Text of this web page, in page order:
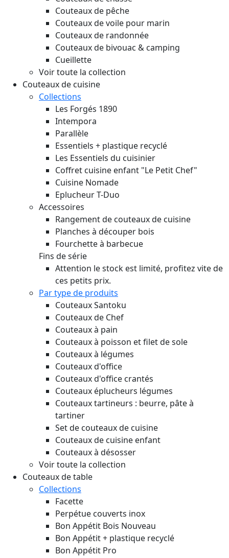
Couteaux de pêche
Couteaux de voile pour marin
Couteaux de randonnée
Couteaux de bivouac & camping
Cueillette
Voir toute la collection
Couteaux de cuisine
Collections
Les Forgés 1890
Intempora
Parallèle
Essentiels + plastique recyclé
Les Essentiels du cuisinier
Coffret cuisine enfant "Le Petit Chef"
Cuisine Nomade
Eplucheur T-Duo
Accessoires
Rangement de couteaux de cuisine
Planches à découper bois
Fourchette à barbecue
Fins de série
Attention le stock est limité, profitez vite de
ces petits prix.
Par type de produits
Couteaux Santoku
Couteaux de Chef
Couteaux à pain
Couteaux à poisson et filet de sole
Couteaux à légumes
Couteaux d'office
Couteaux d'office crantés
Couteaux éplucheurs légumes
Couteaux tartineurs : beurre, pâte à
tartiner
Set de couteaux de cuisine
Couteaux de cuisine enfant
Couteaux à désosser
Voir toute la collection
Couteaux de table
Collections
Facette
Perpétue couverts inox
Bon Appétit Bois Nouveau
Bon Appétit + plastique recyclé
Bon Appétit Pro